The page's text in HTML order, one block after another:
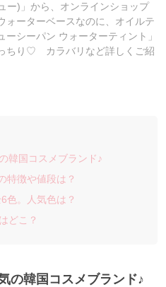
ー)」から、オンラインショップ
ォーターベースなのに、オイルテ
シーパン ウォーターティント」
ちり♡ カラバリなど詳しくご紹
韓国コスメブランド♪
特徴や値段は？
色。人気色は？
どこ？
の韓国コスメブランド♪